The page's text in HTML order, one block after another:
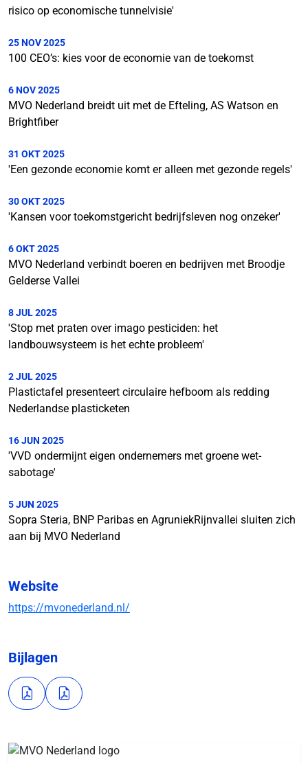
risico op economische tunnelvisie'
25 NOV 2025
100 CEO’s: kies voor de economie van de toekomst
6 NOV 2025
MVO Nederland breidt uit met de Efteling, AS Watson en
Brightfiber
31 OKT 2025
'Een gezonde economie komt er alleen met gezonde regels'
30 OKT 2025
'Kansen voor toekomstgericht bedrijfsleven nog onzeker'
6 OKT 2025
MVO Nederland verbindt boeren en bedrijven met Broodje
Gelderse Vallei
8 JUL 2025
'Stop met praten over imago pesticiden: het
landbouwsysteem is het echte probleem'
2 JUL 2025
Plastictafel presenteert circulaire hefboom als redding
Nederlandse plasticketen
16 JUN 2025
'VVD ondermijnt eigen ondernemers met groene wet-
sabotage'
5 JUN 2025
Sopra Steria, BNP Paribas en AgruniekRijnvallei sluiten zich
aan bij MVO Nederland
Website
https://mvonederland.nl/
Bijlagen